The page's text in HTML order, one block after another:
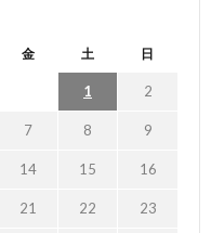
金 土 日
1 2
7 8 9
14 15 16
21 22 23